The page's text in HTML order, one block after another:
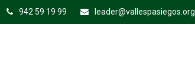
942 59 19 99 leader@vallespasiegos.org